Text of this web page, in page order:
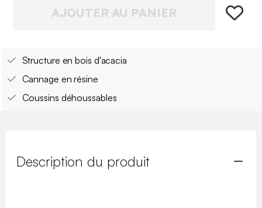
AJOUTER AU PANIER
Structure en bois d'acacia
Cannage en résine
Coussins déhoussables
Description du produit